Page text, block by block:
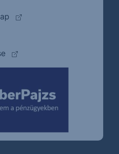
(külső oldalra ugrik)
(külső oldalra ugrik)